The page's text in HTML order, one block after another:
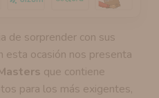
de sorprender con sus
esta ocasión nos presenta
que contiene
para los más exigentes,